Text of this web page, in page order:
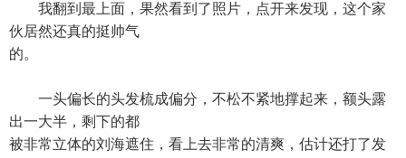
我翻到最上面，果然看到了照片，点开来发现，这个家
伙居然还真的挺帅气
的。
一头偏长的头发梳成偏分，不松不紧地撑起来，额头露
出一大半，剩下的都
被非常立体的刘海遮住，看上去非常的清爽，估计还打了发